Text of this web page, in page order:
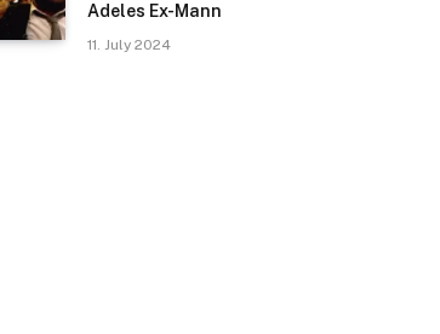
Adeles Ex-Mann
11. July 2024